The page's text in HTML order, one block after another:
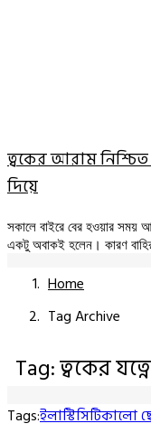
ত্বকের আরাম
দিয়ে
সকালে বাইরে বের হওয়ার সময়
একটু অবাকই হলেন। কারণ
Home
Tag Archive
Tag: ত্বকের
Tags:ইলাস্টিসিটিকালো